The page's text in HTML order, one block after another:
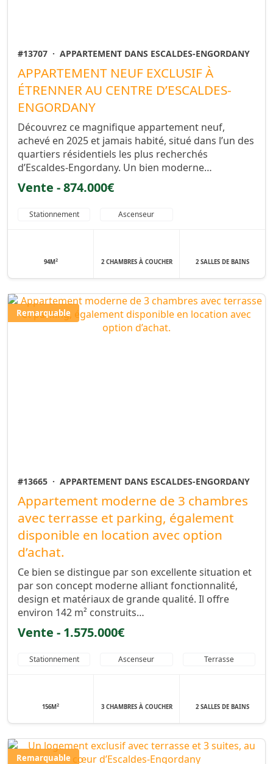
#13707 · APPARTEMENT DANS ESCALDES-ENGORDANY
APPARTEMENT NEUF EXCLUSIF À
ÉTRENNER AU CENTRE D’ESCALDES-
ENGORDANY
Découvrez ce magnifique appartement neuf,
achevé en 2025 et jamais habité, situé dans l’un des
quartiers résidentiels les plus recherchés
d’Escaldes-Engordany. Un bien moderne…
Vente - 874.000€
Stationnement Ascenseur
94M2 2 CHAMBRES À COUCHER 2 SALLES DE BAINS
Remarquable
#13665 · APPARTEMENT DANS ESCALDES-ENGORDANY
Appartement moderne de 3 chambres
avec terrasse et parking, également
disponible en location avec option
d’achat.
Ce bien se distingue par son excellente situation et
par son concept moderne alliant fonctionnalité,
design et matériaux de grande qualité. Il offre
environ 142 m² construits…
Vente - 1.575.000€
Stationnement Ascenseur Terrasse
156M2 3 CHAMBRES À COUCHER 2 SALLES DE BAINS
Remarquable